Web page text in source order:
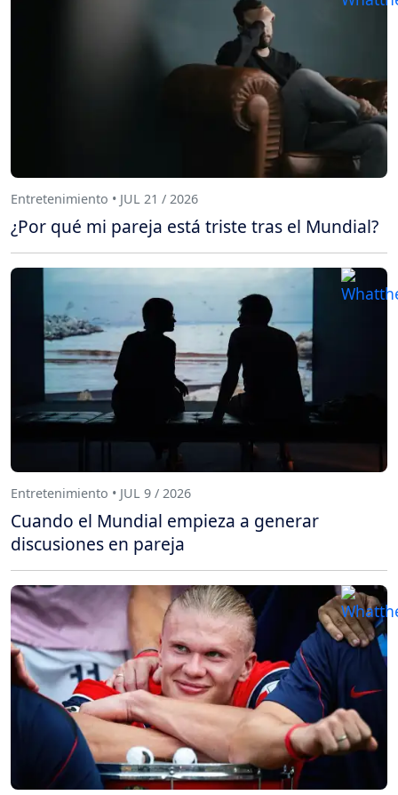
Entretenimiento • JUL 21 / 2026
¿Por qué mi pareja está triste tras el Mundial?
Entretenimiento • JUL 9 / 2026
Cuando el Mundial empieza a generar
discusiones en pareja